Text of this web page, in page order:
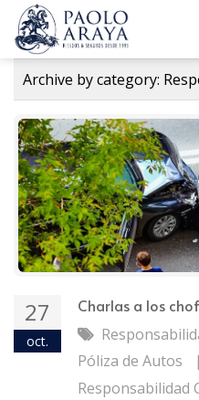
Archive by category:
27
oct.
Charlas a los
Póliza de Autos
|
Responsabilidad